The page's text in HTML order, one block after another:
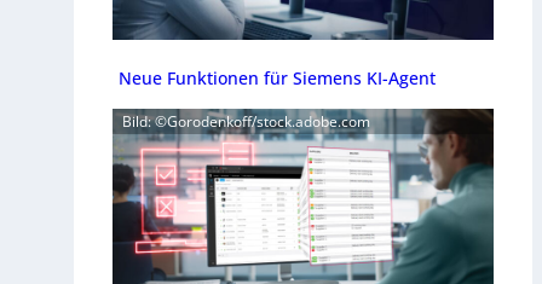
Neue Funktionen für Siemens KI-Agent
Bild: ©Gorodenkoff/stock.adobe.com